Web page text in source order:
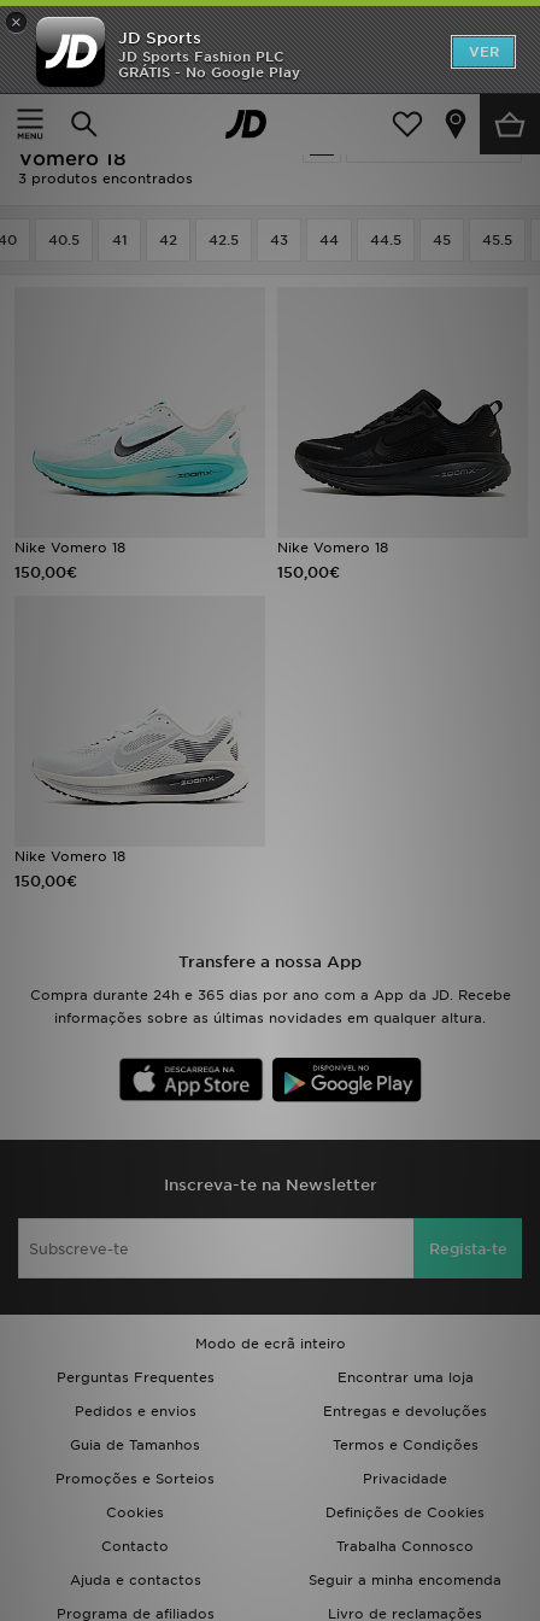
×
JD Sports
JD Sports Fashion PLC
GRÁTIS - No Google Play
VER
Página principal
Homem Calçado de Homem
Actualizar a pesquisa
Calçado de Homem - Nike
Vomero 18
3 produtos encontrados
40.5 41 42 42.5 43 44 44.5 45 45.5
Nike Vomero 18
150,00€
Nike Vomero 18
150,00€
Nike Vomero 18
150,00€
Transfere a nossa App
Compra durante 24h e 365 dias por ano com a App da JD. Recebe
informações sobre as últimas novidades em qualquer altura.
Inscreva-te na Newsletter
Regista-te
Modo de ecrã inteiro
Perguntas Frequentes
Encontrar uma loja
Pedidos e envios
Entregas e devoluções
Guia de Tamanhos
Termos e Condições
Promoções e Sorteios
Privacidade
Cookies
Definições de Cookies
Contacto
Trabalha Connosco
Ajuda e contactos
Seguir a minha encomenda
Programa de afiliados
Livro de reclamações
INÍCIO
Promoções
NOVIDADES
DESPORTO
FUTEBOL JD
VER MARCAS
BLOG
ESTADO DO TEU PEDIDO